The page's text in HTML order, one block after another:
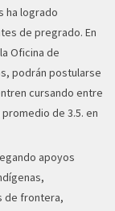
ha logrado
de pregrado. En
Oficina de
podrán postularse
cursando entre
de 3.5. en
apoyos
de frontera,